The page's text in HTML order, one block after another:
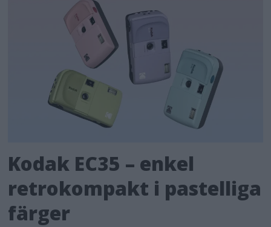
Kodak EC35 – enkel
retrokompakt i pastelliga
färger